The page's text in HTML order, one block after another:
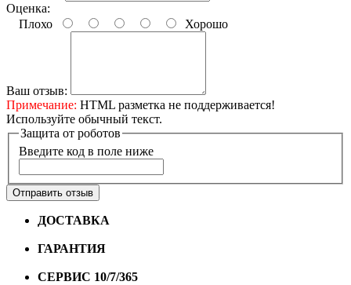
Оценка:
Плохо
Хорошо
Ваш отзыв:
Примечание: HTML разметка не поддерживается!
Используйте обычный текст.
Защита от роботов
Введите код в поле ниже
Отправить отзыв
ДОСТАВКА
ГАРАНТИЯ
СЕРВИС 10/7/365